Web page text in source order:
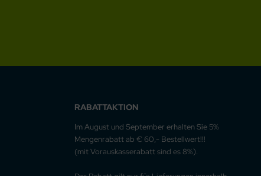
RABATTAKTION
Im August und September erhalten Sie 5%
Mengenrabatt ab € 60,- Bestellwert!!!
(mit Vorauskasserabatt sind es 8%).